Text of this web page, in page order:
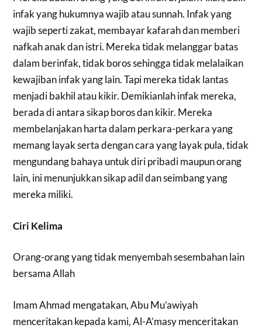
infak yang hukumnya wajib atau sunnah. Infak yang
wajib seperti zakat, membayar kafarah dan memberi
nafkah anak dan istri. Mereka tidak melanggar batas
dalam berinfak, tidak boros sehingga tidak melalaikan
kewajiban infak yang lain. Tapi mereka tidak lantas
menjadi bakhil atau kikir. Demikianlah infak mereka,
berada di antara sikap boros dan kikir. Mereka
membelanjakan harta dalam perkara-perkara yang
memang layak serta dengan cara yang layak pula, tidak
mengundang bahaya untuk diri pribadi maupun orang
lain, ini menunjukkan sikap adil dan seimbang yang
mereka miliki.
Ciri Kelima
Orang-orang yang tidak menyembah sesembahan lain
bersama Allah
Imam Ahmad mengatakan, Abu Mu’awiyah
menceritakan kepada kami, Al-A’masy menceritakan